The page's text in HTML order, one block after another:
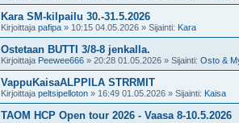
Kara SM-kilpailu 30.-31.5.2026
Kirjoittaja pafipa » 10:15 04.05.2026 » Sijainti: Kara
Ostetaan BUTTI 3/8-8 jenkalla.
Kirjoittaja Peewee666 » 20:28 01.05.2026 » Sijainti: Osto &
VappuKaisaALPPILA STRRMIT
Kirjoittaja peltsipelloton » 16:49 01.05.2026 » Sijainti: Kaisa
TAOM HCP Open tour 2026 - Vaasa 8-10.5.2026